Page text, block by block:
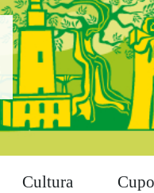
Cultura